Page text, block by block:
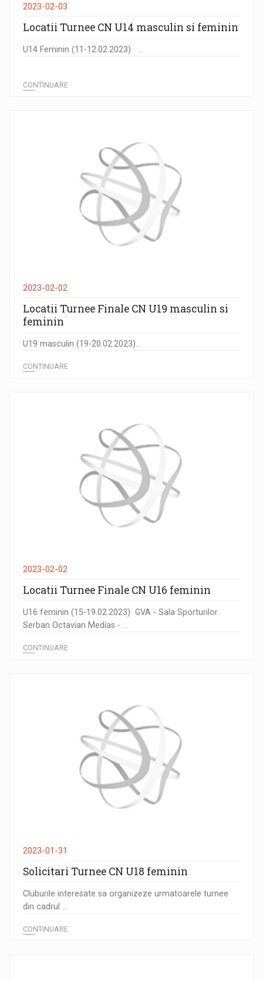
2023-02-03
Locatii Turnee CN U14 masculin si feminin
U14 Feminin (11-12.02.2023) ...
CONTINUARE
2023-02-02
Locatii Turnee Finale CN U19 masculin si
feminin
U19 masculin (19-20.02.2023)...
CONTINUARE
2023-02-02
Locatii Turnee Finale CN U16 feminin
U16 feminin (15-19.02.2023) GVA - Sala Sporturilor
Serban Octavian Medias - ...
CONTINUARE
2023-01-31
Solicitari Turnee CN U18 feminin
Cluburile interesate sa organizeze urmatoarele turnee
din cadrul ...
CONTINUARE